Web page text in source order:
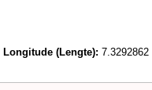
Longitude (Lengte): 7.3292862